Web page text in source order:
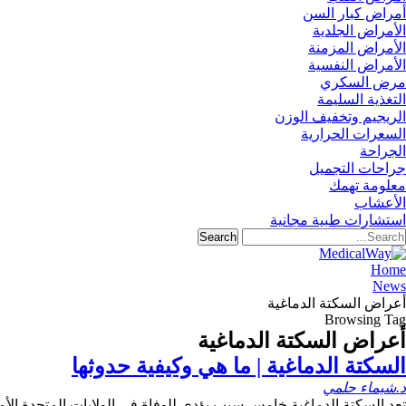
أمراض كبار السن
الأمراض الجلدية
الأمراض المزمنة
الأمراض النفسية
مرض السكري
التغذية السليمة
الريجيم وتخفيف الوزن
السعرات الحرارية
الجراحة
جراحات التجميل
معلومة تهمك
الأعشاب
استشارات طبية مجانية
Home
News
أعراض السكتة الدماغية
Browsing Tag
أعراض السكتة الدماغية
السكتة الدماغية | ما هي وكيفية حدوثها
د.شيماء حلمي